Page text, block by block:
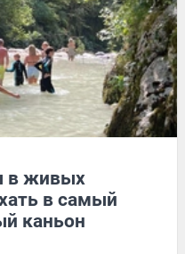
в живых
в самый
каньон